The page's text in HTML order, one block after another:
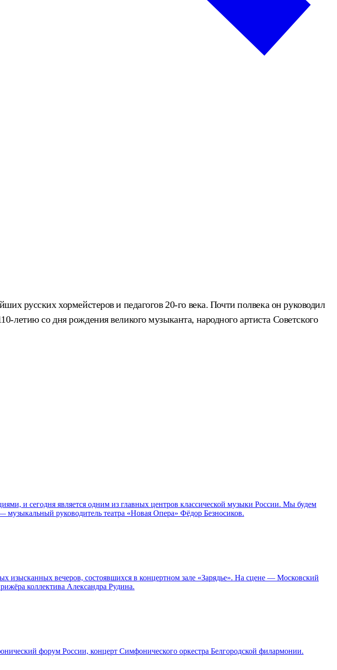
русских хормейстеров и педагогов 20-го века. Почти полвека он руководил
со дня рождения великого музыканта, народного артиста Советского
и сегодня является одним из главных центров классической музыки России. Мы будем
руководитель театра «Новая Опера» Фёдор Безносиков.
вечеров, состоявшихся в концертном зале «Зарядье». На сцене — Московский
коллектива Александра Рудина.
форум России, концерт Симфонического оркестра Белгородской филармонии.